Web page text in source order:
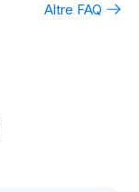
Altre FAQ